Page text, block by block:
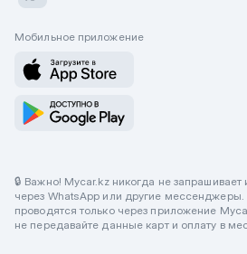
Мобильное приложение
🔒 Важно! Mycar.kz никогда не
через WhatsApp или другие
проводятся только через приложение
не передавайте данные карт и оплату в